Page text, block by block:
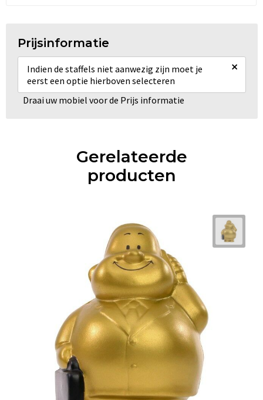
Prijsinformatie
Indien de staffels niet aanwezig zijn moet je
eerst een optie hierboven selecteren
×
Draai uw mobiel voor de Prijs informatie
Gerelateerde
producten